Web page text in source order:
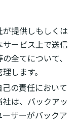
提供しもしくは
ービス上で送信
全てについて、
します。
の責任において
は、バックアッ
ザーがバックア